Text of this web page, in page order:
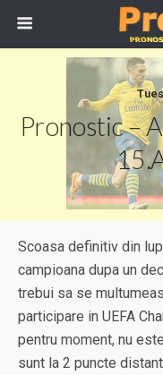
Pronostic –
Scoasa definitiv din
campioana dupa un
trebui sa se
participare in UEFA
pentru moment, nu
sunt la 2 puncte